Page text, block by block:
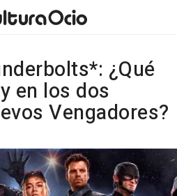
¿Qué
en los dos
Vengadores?